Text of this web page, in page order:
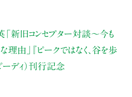
「新旧コンセプター対談～今も
理由」
『ピークではなく、谷を歩
ーディ）刊行記念